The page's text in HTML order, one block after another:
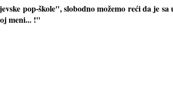
pop-škole", slobodno možemo reći da je sa
meni... !"